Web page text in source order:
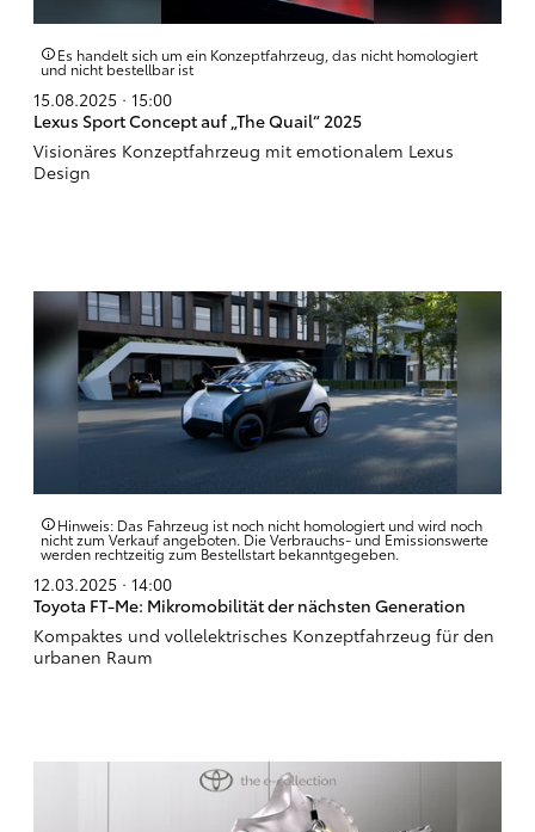
Es handelt sich um ein Konzeptfahrzeug, das nicht homologiert
und nicht bestellbar ist
15.08.2025 · 15:00
Lexus Sport Concept auf „The Quail“ 2025
Visionäres Konzeptfahrzeug mit emotionalem Lexus
Design
Hinweis: Das Fahrzeug ist noch nicht homologiert und wird noch
nicht zum Verkauf angeboten. Die Verbrauchs- und Emissionswerte
werden rechtzeitig zum Bestellstart bekanntgegeben.
12.03.2025 · 14:00
Toyota FT-Me: Mikromobilität der nächsten Generation
Kompaktes und vollelektrisches Konzeptfahrzeug für den
urbanen Raum